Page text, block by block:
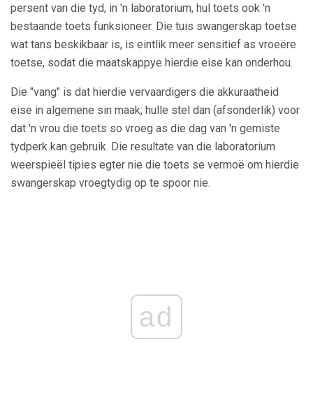
persent van die tyd, in 'n laboratorium, hul toets ook 'n
bestaande toets funksioneer. Die tuis swangerskap toetse
wat tans beskikbaar is, is eintlik meer sensitief as vroeëre
toetse, sodat die maatskappye hierdie eise kan onderhou.
Die "vang" is dat hierdie vervaardigers die akkuraatheid
eise in algemene sin maak; hulle stel dan (afsonderlik) voor
dat 'n vrou die toets so vroeg as die dag van 'n gemiste
tydperk kan gebruik. Die resultate van die laboratorium
weerspieël tipies egter nie die toets se vermoë om hierdie
swangerskap vroegtydig op te spoor nie.
ad